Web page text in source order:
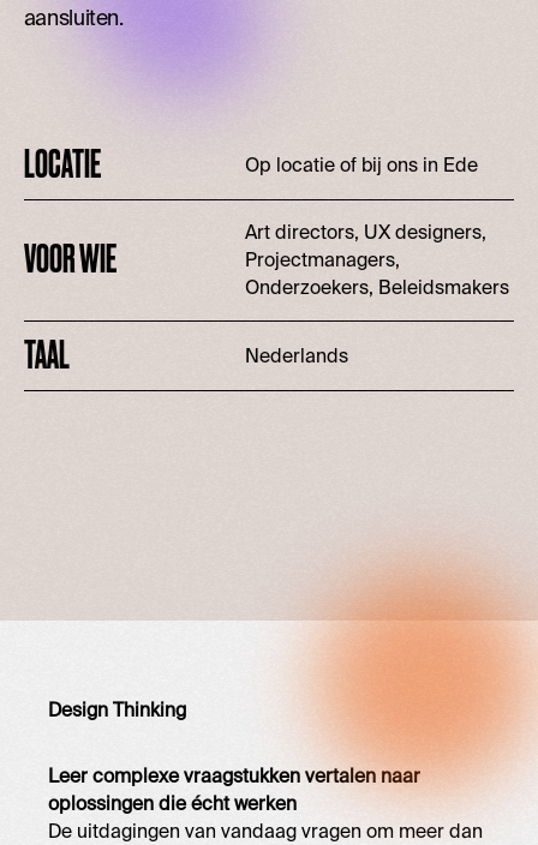
aansluiten.
LOCATIE Op locatie of bij ons in Ede
VOOR WIE
Art directors, UX designers,
Projectmanagers,
Onderzoekers, Beleidsmakers
TAAL Nederlands
Design Thinking
Leer complexe vraagstukken vertalen naar
oplossingen die écht werken
De uitdagingen van vandaag vragen om meer dan